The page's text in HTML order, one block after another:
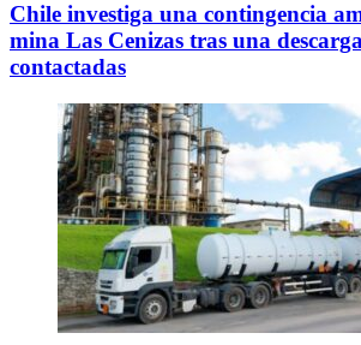
Chile investiga una contingencia
mina Las Cenizas tras una
contactadas